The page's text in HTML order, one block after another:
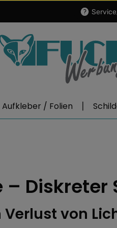
Aufkleber / Folien
Diskreter
von